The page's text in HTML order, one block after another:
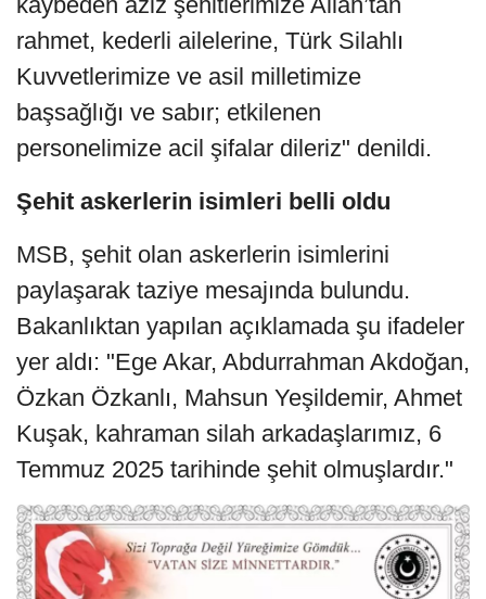
rahmet, kederli ailelerine, Türk Silahlı
Kuvvetlerimize ve asil milletimize
başsağlığı ve sabır; etkilenen
personelimize acil şifalar dileriz" denildi.
Şehit askerlerin isimleri belli oldu
MSB, şehit olan askerlerin isimlerini
paylaşarak taziye mesajında bulundu.
Bakanlıktan yapılan açıklamada şu ifadeler
yer aldı: "Ege Akar, Abdurrahman Akdoğan,
Özkan Özkanlı, Mahsun Yeşildemir, Ahmet
Kuşak, kahraman silah arkadaşlarımız, 6
Temmuz 2025 tarihinde şehit olmuşlardır."